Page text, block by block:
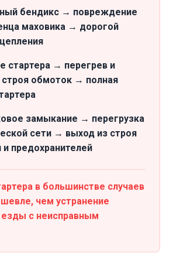
бендикс → повреждение
маховика → дорогой
стартера → перегрев и
строя обмоток → полная
замыкание → перегрузка
сети → выход из строя
и предохранителей
в большинстве случаев
чем устранение
езды с неисправным